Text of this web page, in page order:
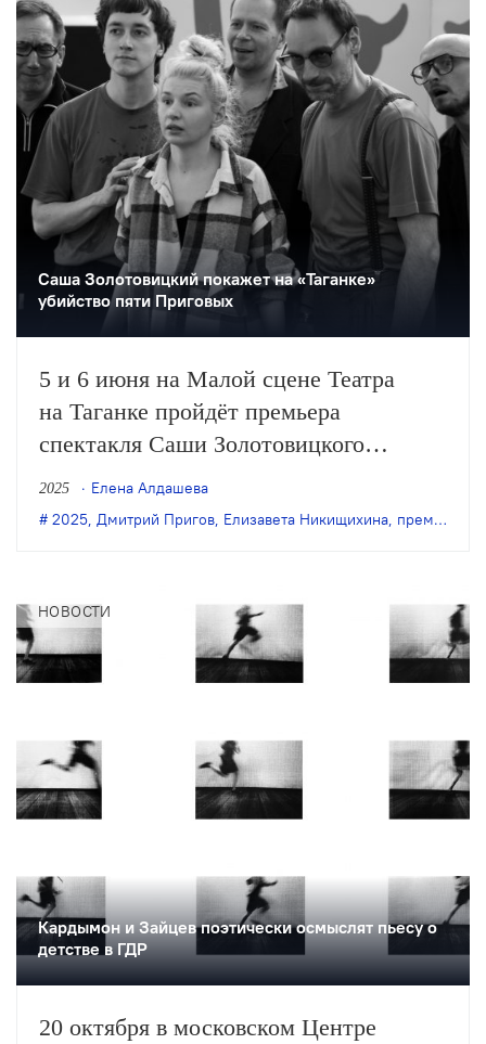
Саша Золотовицкий покажет на «Таганке»
убийство пяти Приговых
5 и 6 июня на Малой сцене Театра
на Таганке пройдёт премьера
спектакля Саши Золотовицкого
«Катарсис, или Крах всего святого»
по одноимённой пьесе Дмитрия
2025
Елена Алдашева
2025, Дмитрий Пригов, Елизавета Никищихина, премьера
НОВОСТИ
Кардымон и Зайцев поэтически осмыслят пьесу о
детстве в ГДР
20 октября в московском Центре